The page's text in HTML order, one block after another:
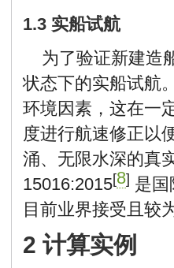
1.3 实船试航
为了验证新建造
状态下的实船试航
环境因素，这在一
度进行航速修正以
涌、无限水深的真
15016:2015[8] 是国
目前业界接受且较
2 计算实例